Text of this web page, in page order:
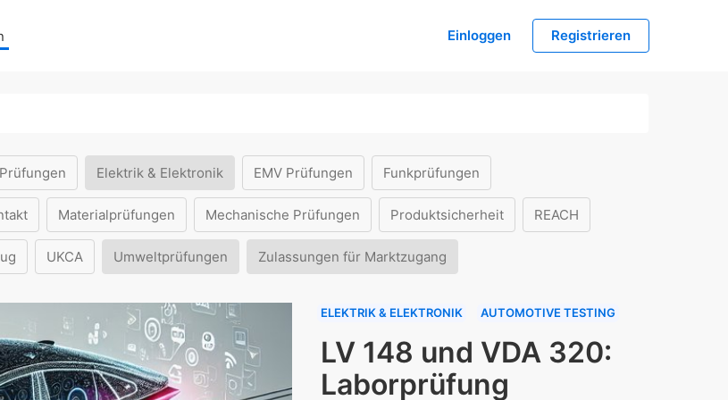
Einloggen Registrieren
Elektrik & Elektronik EMV Prüfungen Funkprüfungen
Materialprüfungen Mechanische Prüfungen Produktsicherheit REACH
UKCA Umweltprüfungen Zulassungen für Marktzugang
ELEKTRIK & ELEKTRONIK AUTOMOTIVE TESTING
LV 148 und VDA 320:
Laborprüfung